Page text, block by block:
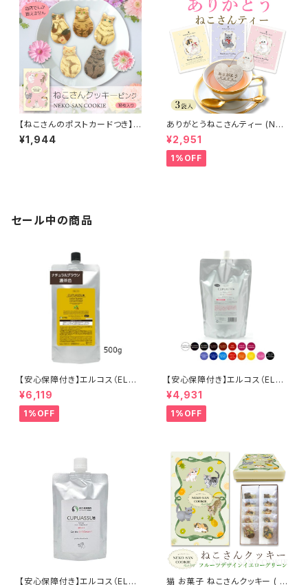
【ねこさんのポストカードつき】
猫 お菓子 ねこさんクッキー ( 1
0枚入 ) ピンク
¥1,944
ありがとうねこさんティー (NEK
OSAN-TEA) ペルシャ (さくら
んぼ) & ブリティッシュショート
ヘア (ブルーベリー) & スコティ
ッシュフォールド (アルフォンソマ
¥2,951
1%OFF
セール中の商品
【安心保障付き】エルコス（ELLC
OS） 2色から選べる キュプアス
カラーバター コンク （濃縮タイ
プ） 500g 業務用 サロン用 トリ
ートメントカラー カラー剤 トリ
¥6,119
1%OFF
【安心保障付き】エルコス（ELLC
OS） キュプアスカラーバター 7
00g 【16色から選べる】 トリー
トメントカラー カラー剤 トリート
メント 白髪染め ヘアカラー 低
代理店 送料無料
¥4,931
1%OFF
【安心保障付き】エルコス（ELLC
猫 お菓子 ねこさんクッキー ( 1